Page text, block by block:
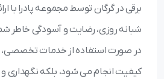
برقی در گرگان توسط مجموعه پادرا با
شبانه روزی، رضایت و آسودگی خاطر
در صورت استفاده از خدمات تخصصی،
کیفیت انجام می شود، بلکه نگهداری و